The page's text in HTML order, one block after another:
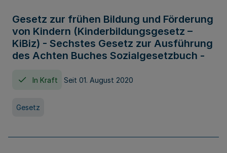
Gesetz zur frühen Bildung und Förderung
von Kindern (Kinderbildungsgesetz –
KiBiz) - Sechstes Gesetz zur Ausführung
des Achten Buches Sozialgesetzbuch -
In Kraft Seit 01. August 2020
Gesetz